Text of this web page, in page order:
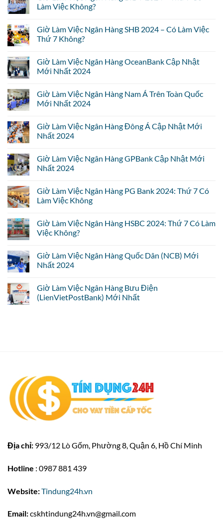
Làm Việc Không?
Giờ Làm Việc Ngân Hàng SHB 2024 – Có Làm Việc
Thứ 7 Không?
Giờ Làm Việc Ngân Hàng OceanBank Cập Nhật
Mới Nhất 2024
Giờ Làm Việc Ngân Hàng Nam Á Trên Toàn Quốc
Mới Nhất 2024
Giờ Làm Việc Ngân Hàng Đông Á Cập Nhật Mới
Nhất 2024
Giờ Làm Việc Ngân Hàng GPBank Cập Nhật Mới
Nhất 2024
Giờ Làm Việc Ngân Hàng PG Bank 2024: Thứ 7 Có
Làm Việc Không
Giờ Làm Việc Ngân Hàng HSBC 2024: Thứ 7 Có Làm
Việc Không?
Giờ Làm Việc Ngân Hàng Quốc Dân (NCB) Mới
Nhất 2024
Giờ Làm Việc Ngân Hàng Bưu Điện
(LienVietPostBank) Mới Nhất
Địa chỉ: 993/12 Lò Gốm, Phường 8, Quận 6, Hồ Chí Minh
Hotline : 0987 881 439
Website:Tindung24h.vn
Email:cskhtindung24h.vn@gmail.com